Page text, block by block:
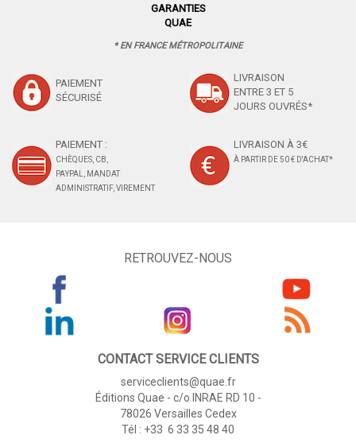
GARANTIES
QUAE
* EN FRANCE MÉTROPOLITAINE
PAIEMENT
SÉCURISÉ
LIVRAISON
ENTRE 3 ET 5
JOURS OUVRÉS*
PAIEMENT :
CHÈQUES, CB,
PAYPAL, MANDAT
ADMINISTRATIF, VIREMENT
LIVRAISON À 3€
À PARTIR DE 50 € D'ACHAT*
RETROUVEZ-NOUS
CONTACT SERVICE CLIENTS
serviceclients@quae.fr
Éditions Quae - c/o INRAE RD 10 -
78026 Versailles Cedex
Tél : +33 6 33 35 48 40